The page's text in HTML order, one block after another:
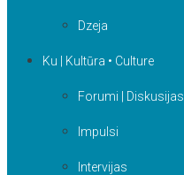
Dzeja
Ku | Kultūra • Culture
Forumi | Diskusijas
Impulsi
Intervijas